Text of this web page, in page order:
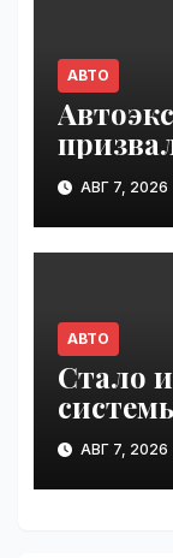
АВТО
АВГ 7, 2026
АВТО
Стало
приАВГ 7, 2026